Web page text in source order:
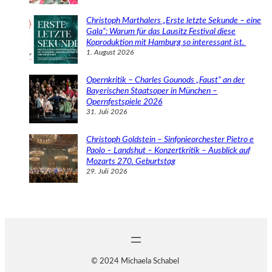
Christoph Marthalers „Erste letzte Sekunde – eine
Gala“: Warum für das Lausitz Festival diese
Koproduktion mit Hamburg so interessant ist.
1. August 2026
Opernkritik – Charles Gounods „Faust“ an der
Bayerischen Staatsoper in München –
Opernfestspiele 2026
31. Juli 2026
Christoph Goldstein – Sinfonieorchester Pietro e
Paolo – Landshut – Konzertkritik – Ausblick auf
Mozarts 270. Geburtstag
29. Juli 2026
© 2024 Michaela Schabel